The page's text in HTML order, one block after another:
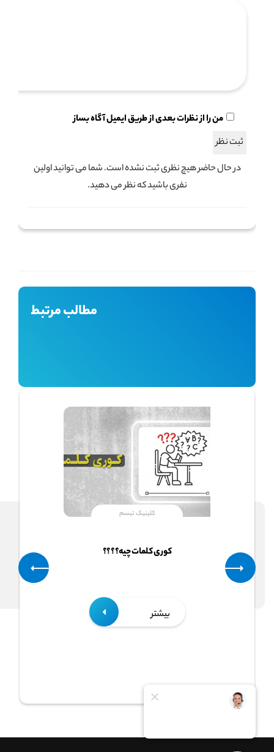
من را از نظرات بعدی از طریق ایمیل آگاه بساز
در حال حاضر هیچ نظری ثبت نشده است. شما می توانید اولین
نفری باشید که نظر می دهید.
مطالب مرتبط
کلینیک تبسم
کوری کلمات چیه؟؟؟؟
بیشتر